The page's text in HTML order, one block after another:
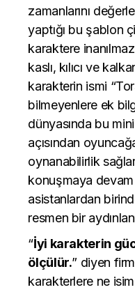
zamanlarını
yaptığı bu şablon
karaktere
kaslı, kılıcı ve
karakterin ismi
bilmeyenlere ek
dünyasında bu
açısından
oynanabilirlik
konuşmaya
asistanlardan
resmen bir
“İyi karakterin
ölçülür.” diyen
karakterlere ne